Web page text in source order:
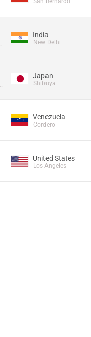
(HK) Co
India
New Delhi
Co., Ltd.
Japan
Shibuya
Venezuela
Cordero
United States
Los Angeles